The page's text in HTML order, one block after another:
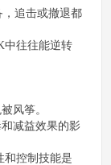
，追击或撤退都
中往往能逆转
风筝。
减益效果的影
和控制技能是